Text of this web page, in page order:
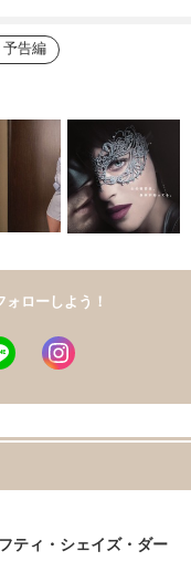
予告編
ローしよう！
ティ・シェイズ・ダー